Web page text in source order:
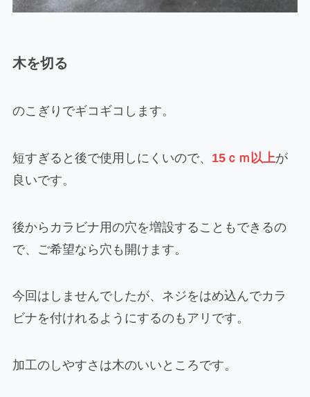
木を切る
のこぎりでギコギコします。
短すぎると後で使用しにくいので、 15ｃｍ以上が
良いです。
後からカラビナ用の穴を増設することもできるの
で、ご希望なら穴も開けます。
今回はしませんでしたが、ネジをはめ込んでカラ
ビナを付けれるようにするのもアリです。
加工のしやすさは木のいいところです。